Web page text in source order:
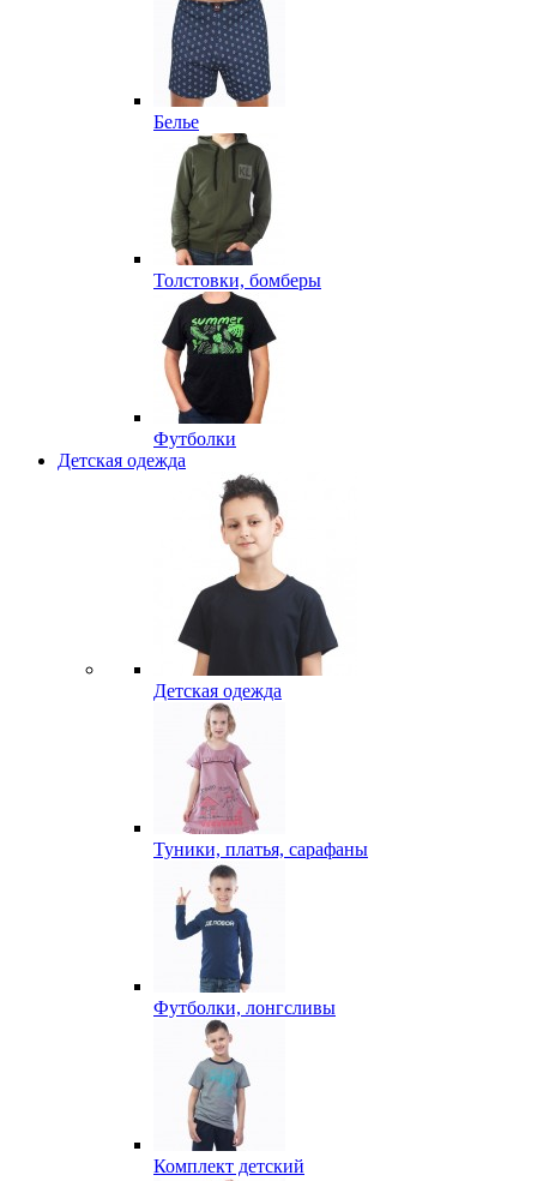
Белье
Толстовки, бомберы
Футболки
Детская одежда
Детская одежда
Туники, платья, сарафаны
Футболки, лонгсливы
Комплект детский